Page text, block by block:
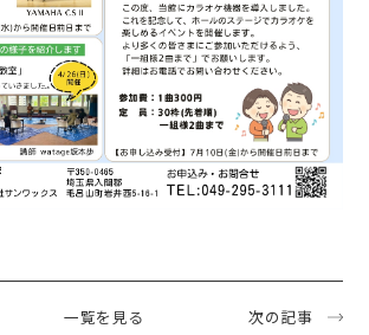
一覧を見る 次の記事